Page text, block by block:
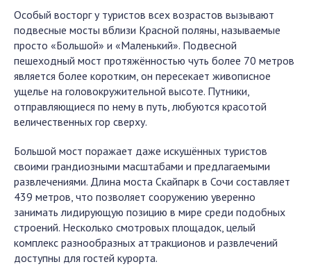
Особый восторг у туристов всех возрастов вызывают
подвесные мосты вблизи Красной поляны, называемые
просто «Большой» и «Маленький». Подвесной
пешеходный мост протяжённостью чуть более 70 метров
является более коротким, он пересекает живописное
ущелье на головокружительной высоте. Путники,
отправляющиеся по нему в путь, любуются красотой
величественных гор сверху.
Большой мост поражает даже искушённых туристов
своими грандиозными масштабами и предлагаемыми
развлечениями. Длина моста Скайпарк в Сочи составляет
439 метров, что позволяет сооружению уверенно
занимать лидирующую позицию в мире среди подобных
строений. Несколько смотровых площадок, целый
комплекс разнообразных аттракционов и развлечений
доступны для гостей курорта.